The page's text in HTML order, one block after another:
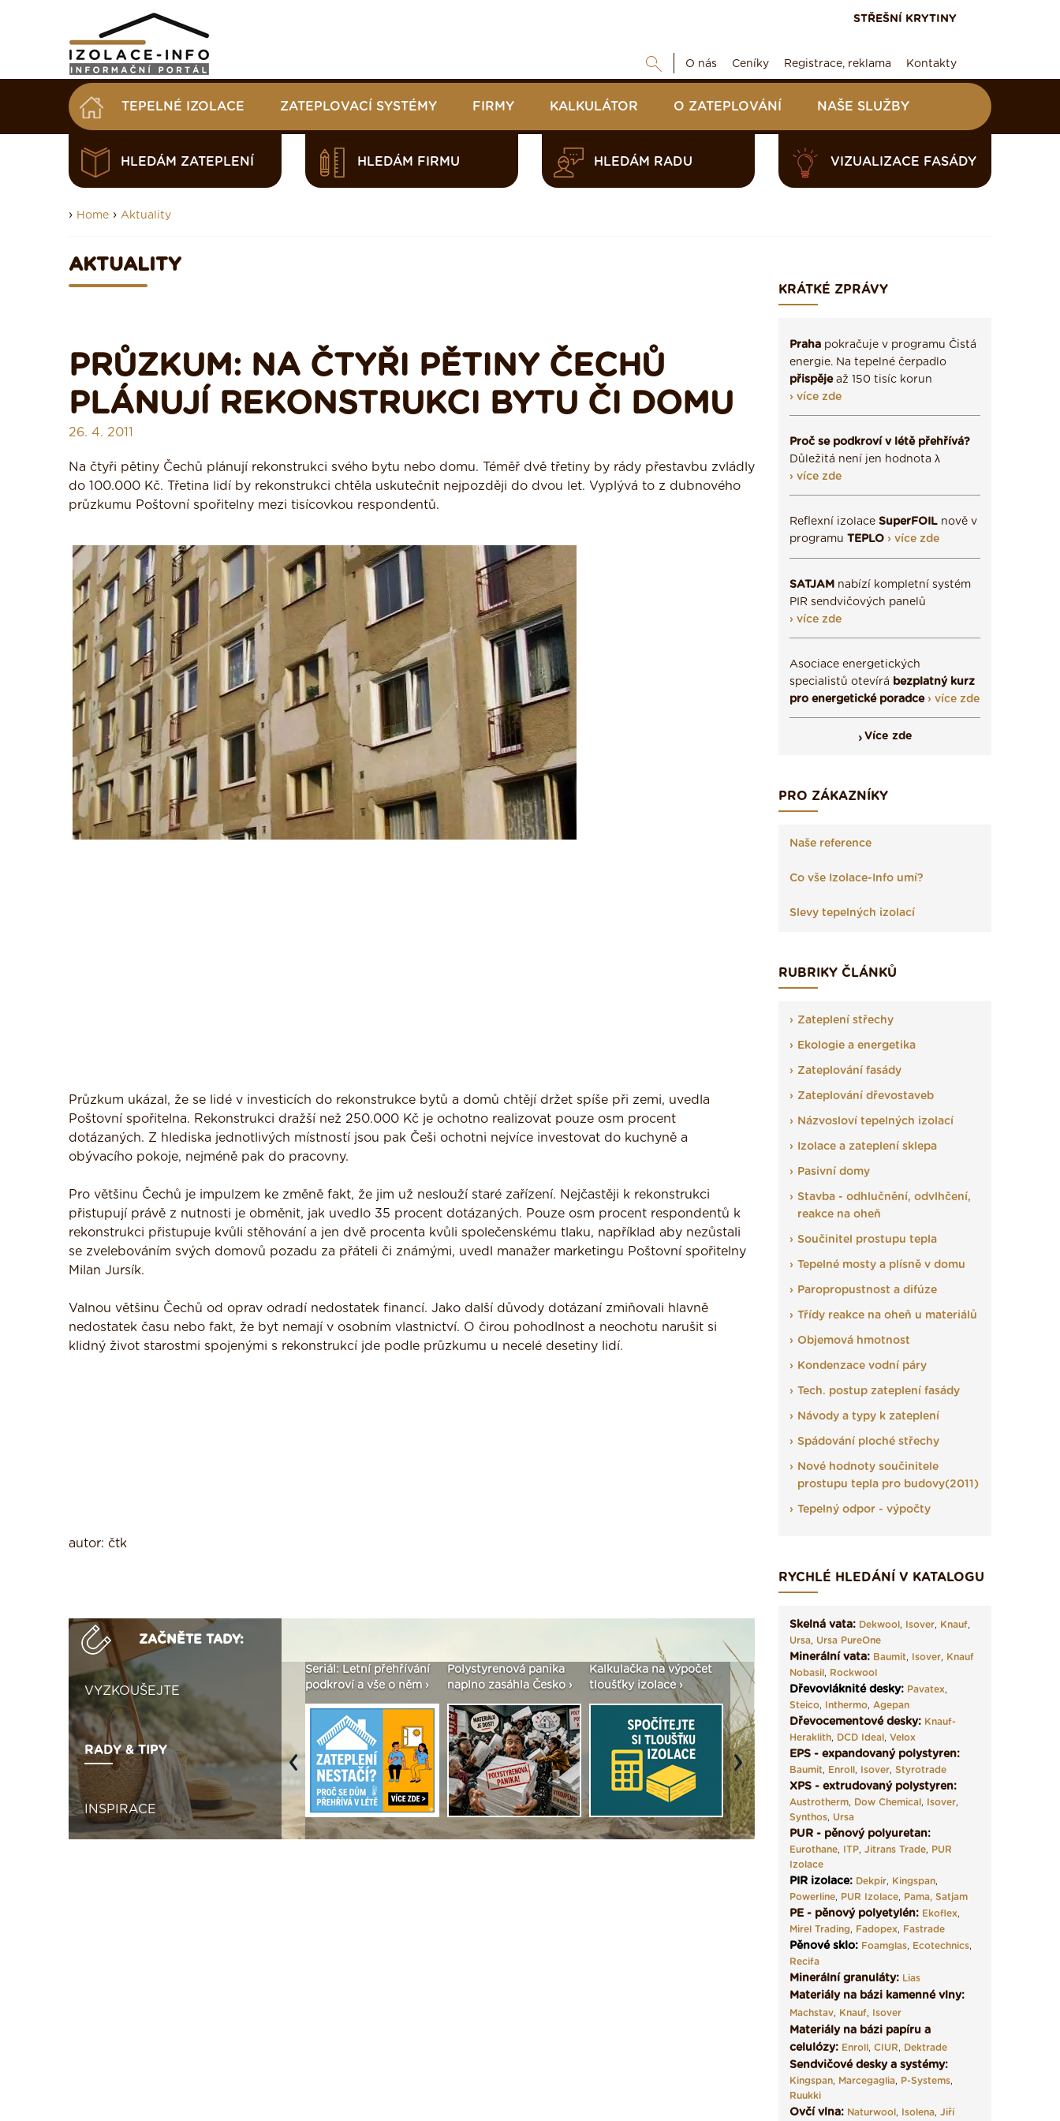
STŘEŠNÍ KRYTINY
O nás Ceníky Registrace, reklama Kontakty
TEPELNÉ IZOLACE ZATEPLOVACÍ SYSTÉMY FIRMY KALKULÁTOR O ZATEPLOVÁNÍ NAŠE SLUŽBY
HLEDÁM ZATEPLENÍ HLEDÁM FIRMU HLEDÁM RADU VIZUALIZACE FASÁDY
› Home › Aktuality
AKTUALITY
PRŮZKUM: NA ČTYŘI PĚTINY ČECHŮ
PLÁNUJÍ REKONSTRUKCI BYTU ČI DOMU
26. 4. 2011
Na čtyři pětiny Čechů plánují rekonstrukci svého bytu nebo domu. Téměř dvě třetiny by rády přestavbu zvládly
do 100.000 Kč. Třetina lidí by rekonstrukci chtěla uskutečnit nejpozději do dvou let. Vyplývá to z dubnového
průzkumu Poštovní spořitelny mezi tisícovkou respondentů.
Průzkum ukázal, že se lidé v investicích do rekonstrukce bytů a domů chtějí držet spíše při zemi, uvedla
Poštovní spořitelna. Rekonstrukci dražší než 250.000 Kč je ochotno realizovat pouze osm procent
dotázaných. Z hlediska jednotlivých místností jsou pak Češi ochotni nejvíce investovat do kuchyně a
obývacího pokoje, nejméně pak do pracovny.
Pro většinu Čechů je impulzem ke změně fakt, že jim už neslouží staré zařízení. Nejčastěji k rekonstrukci
přistupují právě z nutnosti je obměnit, jak uvedlo 35 procent dotázaných. Pouze osm procent respondentů k
rekonstrukci přistupuje kvůli stěhování a jen dvě procenta kvůli společenskému tlaku, například aby nezůstali
se zvelebováním svých domovů pozadu za přáteli či známými, uvedl manažer marketingu Poštovní spořitelny
Milan Jursík.
Valnou většinu Čechů od oprav odradí nedostatek financí. Jako další důvody dotázaní zmiňovali hlavně
nedostatek času nebo fakt, že byt nemají v osobním vlastnictví. O čirou pohodlnost a neochotu narušit si
klidný život starostmi spojenými s rekonstrukcí jde podle průzkumu u necelé desetiny lidí.
autor: čtk
ZAČNĚTE TADY:
VYZKOUŠEJTE
RADY & TIPY
INSPIRACE
Vytvořte si vizualizaci
seženeme! ›
Seriál: Letní přehřívání
podkroví a vše o něm ›
Polystyrenová panika
naplno zasáhla Česko ›
Kalkulačka na výpočet
tloušťky izolace ›
Seriál: Fasády ETICS a
vše podstatné v kostce ›
Vyberte si izolaci a pak
ji tady klidně poptejte ›
Previous Next
KRÁTKÉ ZPRÁVY
Praha pokračuje v programu Čistá
energie. Na tepelné čerpadlo
přispějeaž 150 tisíc korun
› více zde
Proč se podkroví v létě přehřívá?
Důležitá není jen hodnota λ
› více zde
Reflexní izolace SuperFOIL nově v
programu TEPLO › více zde
SATJAM nabízí kompletní systém
PIR sendvičových panelů
› více zde
Asociace energetických
specialistů otevírá bezplatný kurz
pro energetické poradce › více zde
Více zde
PRO ZÁKAZNÍKY
Naše reference
Co vše Izolace-Info umí?
Slevy tepelných izolací
RUBRIKY ČLÁNKŮ
Zateplení střechy
Ekologie a energetika
Zateplování fasády
Zateplování dřevostaveb
Názvosloví tepelných izolací
Izolace a zateplení sklepa
Pasivní domy
Stavba - odhlučnění, odvlhčení,
reakce na oheň
Součinitel prostupu tepla
Tepelné mosty a plísně v domu
Paropropustnost a difúze
Třídy reakce na oheň u materiálů
Objemová hmotnost
Kondenzace vodní páry
Tech. postup zateplení fasády
Návody a typy k zateplení
Spádování ploché střechy
Nové hodnoty součinitele
prostupu tepla pro budovy(2011)
Tepelný odpor - výpočty
RYCHLÉ HLEDÁNÍ V KATALOGU
Skelná vata: Dekwool, Isover, Knauf,
Ursa, Ursa PureOne
Minerální vata: Baumit, Isover, Knauf
Nobasil, Rockwool
Dřevovláknité desky: Pavatex,
Steico, Inthermo, Agepan
Dřevocementové desky: Knauf-
Heraklith, DCD Ideal, Velox
EPS - expandovaný polystyren:
Baumit, Enroll, Isover, Styrotrade
XPS - extrudovaný polystyren:
Austrotherm, Dow Chemical, Isover,
Synthos, Ursa
PUR - pěnový polyuretan:
Eurothane, ITP, Jitrans Trade, PUR
Izolace
PIR izolace: Dekpir, Kingspan,
Powerline, PUR Izolace, Pama, Satjam
PE - pěnový polyetylén: Ekoflex,
Mirel Trading, Fadopex, Fastrade
Pěnové sklo: Foamglas, Ecotechnics,
Recifa
Minerální granuláty: Lias
Materiály na bázi kamenné vlny:
Machstav, Knauf, Isover
Materiály na bázi papíru a
celulózy: Enroll, CIUR, Dektrade
Sendvičové desky a systémy:
Kingspan, Marcegaglia, P-Systems,
Ruukki
Ovčí vlna: Naturwool, Isolena, Jiří